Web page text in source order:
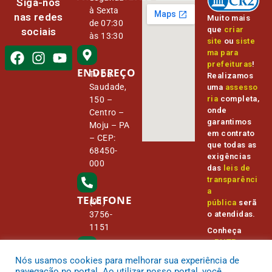
nas redes
sociais
à Sexta
de 07:30
às 13:30
ENDEREÇO
Tv Da
Saudade,
150 –
Centro –
Moju – PA
– CEP:
68450-
000
TELEFONE
(91)
3756-
1151
E-MAIL
camara@
Muito mais
que criar
site ou siste
ma para
prefeituras!
Realizamos
uma assesso
ria completa,
onde
garantimos
em contrato
que todas as
exigências
das leis de
transparênci
a
pública serã
o atendidas.
Conheça
oPNTPe
Transparênc
Nós usamos cookies para melhorar sua experiência de